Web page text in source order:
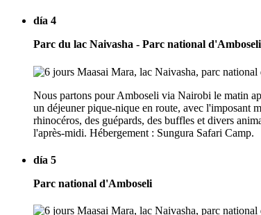
día 4
Parc du lac Naivasha - Parc national d'Amboseli
Nous partons pour Amboseli via Nairobi le matin
un déjeuner pique-nique en route, avec l'imposant
rhinocéros, des guépards, des buffles et divers
l'après-midi. Hébergement : Sungura Safari Camp.
día 5
Parc national d'Amboseli